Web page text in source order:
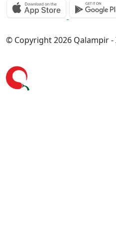
© Copyright 2026 Qalampir -